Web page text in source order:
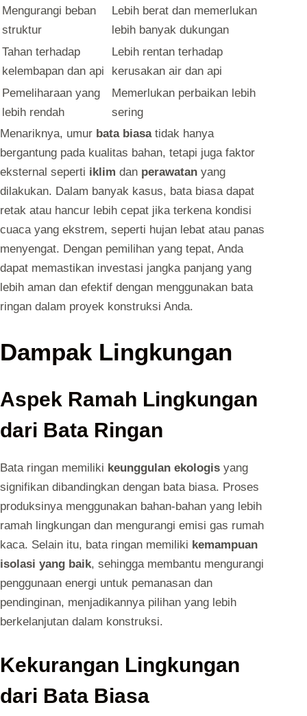
Mengurangi beban
struktur
Lebih berat dan memerlukan
lebih banyak dukungan
Tahan terhadap
kelembapan dan api
Lebih rentan terhadap
kerusakan air dan api
Pemeliharaan yang
lebih rendah
Memerlukan perbaikan lebih
sering
Menariknya, umur bata biasatidak hanya
bergantung pada kualitas bahan, tetapi juga faktor
eksternal seperti iklim dan perawatan yang
dilakukan. Dalam banyak kasus, bata biasa dapat
retak atau hancur lebih cepat jika terkena kondisi
cuaca yang ekstrem, seperti hujan lebat atau panas
menyengat. Dengan pemilihan yang tepat, Anda
dapat memastikan investasi jangka panjang yang
lebih aman dan efektif dengan menggunakan bata
ringan dalam proyek konstruksi Anda.
Dampak Lingkungan
Aspek Ramah Lingkungan
dari Bata Ringan
Bata ringan memiliki keunggulan ekologis yang
signifikan dibandingkan dengan bata biasa. Proses
produksinya menggunakan bahan-bahan yang lebih
ramah lingkungan dan mengurangi emisi gas rumah
kaca. Selain itu, bata ringan memiliki kemampuan
isolasi yang baik, sehingga membantu mengurangi
penggunaan energi untuk pemanasan dan
pendinginan, menjadikannya pilihan yang lebih
berkelanjutan dalam konstruksi.
Kekurangan Lingkungan
dari Bata Biasa